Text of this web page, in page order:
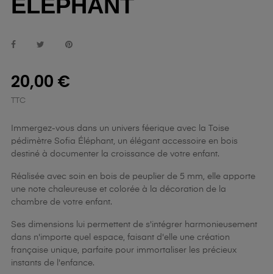
ÉLÉPHANT
20,00 €
TTC
Immergez-vous dans un univers féerique avec la Toise
pédimètre Sofia Éléphant, un élégant accessoire en bois
destiné à documenter la croissance de votre enfant.
Réalisée avec soin en bois de peuplier de 5 mm, elle apporte
une note chaleureuse et colorée à la décoration de la
chambre de votre enfant.
Ses dimensions lui permettent de s'intégrer harmonieusement
dans n'importe quel espace, faisant d'elle une création
française unique, parfaite pour immortaliser les précieux
instants de l'enfance.